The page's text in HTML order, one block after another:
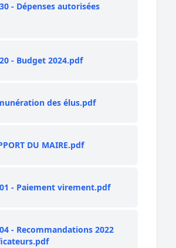
- Dépenses autorisées
- Budget 2024.pdf
des élus.pdf
DU MAIRE.pdf
- Paiement virement.pdf
- Recommandations 2022